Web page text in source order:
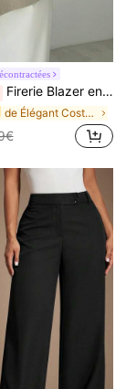
Firerie Blazer en lin à taille cintrée, manches courtes, style décontracté et mode de bureau, en couleur abricot. Idéal pour le bureau l'été, les remises de diplômes, les enseignantes, la rentrée scolaire à l'automne et l'hiver, tenue de travail "Old Money"
de Élégant Costumes pour femmes